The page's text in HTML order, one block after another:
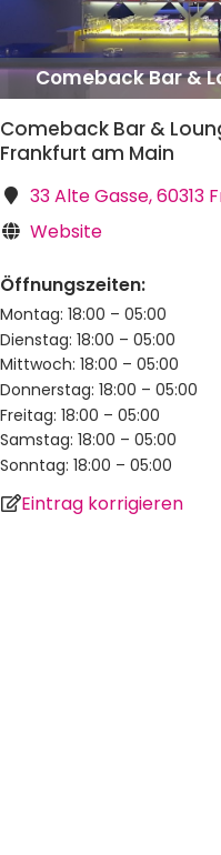
Comeback Bar &
Comeback Bar &
Frankfurt am Main
33 Alte Gasse,
Website
Öffnungszeiten:
Montag: 18:00 – 05:00
Dienstag: 18:00 – 05:00
Mittwoch: 18:00 – 05:00
Donnerstag: 18:00 – 05:00
Freitag: 18:00 – 05:00
Samstag: 18:00 – 05:00
Sonntag: 18:00 – 05:00
Eintrag korrigieren